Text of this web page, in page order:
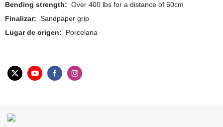
Bending strength: Over 400 lbs for a distance of 60cm
Finalizar: Sandpaper grip
Lugar de origen:
Porcelana